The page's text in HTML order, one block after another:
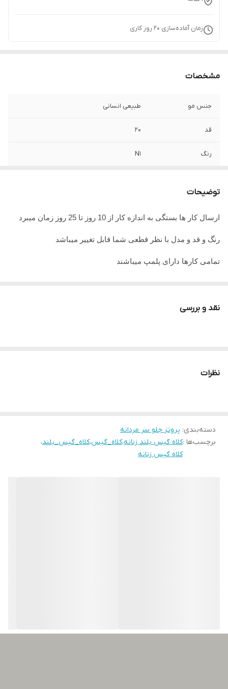
زمان آماده‌سازی 20 روز کاری
مشخصات
جنس مو طبیعی انسانی
قد 20
رنگ N1
توضیحات
ارسال کار ها بستگی به اندازه کار از 10 روز تا 25 روز زمان میبرد
رنگ و قد و مدل با نظر قطعی شما قابل تغییر میباشد
تمامی کارها دارای پلمپ میباشند
در صورت داشتن سوال میتوانید از پشتیبان های ما راهنمایی دریافت
نقد و بررسی
نظرات
دسته‌بندی: پروتز جلو سر مردانه
برچسب‌ها :کلاه گیس بلند زنانه،کلاه_گیس،کلاه_گیس_بلند،
کلاه گیس زنانه